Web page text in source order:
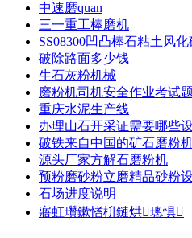
中速磨quan
三一重工棒磨机
SS08300凹凸棒石粘土风
破除路面多少钱
生石灰粉机械
磨粉机司机安全作业考试题
重庆水泥生产线
办理山石开采证需要哪些
破铁来自中国的矿石磨粉
源头厂家方解石磨粉机
预粉磨砂粉立磨精品砂粉
石场进度说明
寤虹瓚鏉愭枡鏈烘璁惧